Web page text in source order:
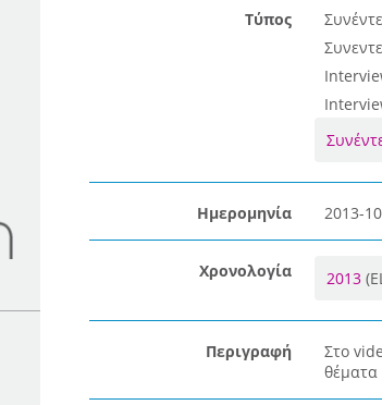
Τύπος
Ημερομηνία 2013-
Χρονολογία 2013
Περιγραφή
Στο
θέματα